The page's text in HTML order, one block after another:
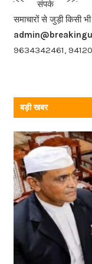
o
o
k
संपर्क
समाचारों से जुड़ी किसी
9634342461,
बड़ी खबर